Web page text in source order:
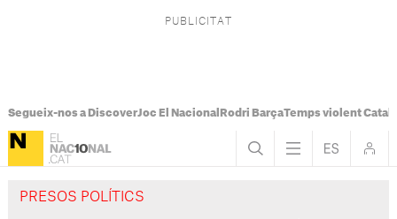
Segueix-nos a DiscoverJoc El Nacional Rodri BarçaTemps violent
PRESOS POLÍTICS